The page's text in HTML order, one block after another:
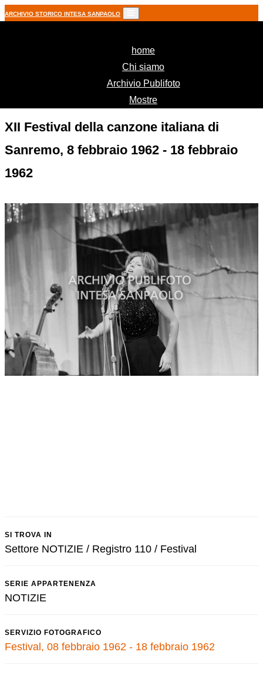
ARCHIVIO STORICO INTESA SANPAOLO
home(current)
Chi siamo
Archivio Publifoto
Mostre
XII Festival della canzone italiana di
Sanremo, 8 febbraio 1962 - 18 febbraio
1962
SI TROVA IN
Settore NOTIZIE / Registro 110 / Festival
SERIE APPARTENENZA
NOTIZIE
SERVIZIO FOTOGRAFICO
Festival, 08 febbraio 1962 - 18 febbraio 1962